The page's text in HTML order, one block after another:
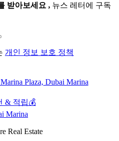
받아보세요 , 뉴스 레터에 구독
개인 정보 보호 정책
Plaza, Dubai Marina
& 적립💰
Marina
Real Estate